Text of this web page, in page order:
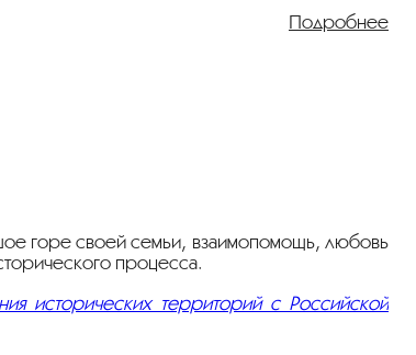
Подробнее
горе своей семьи, взаимопомощь, любовь
процесса.
исторических территорий с Российской